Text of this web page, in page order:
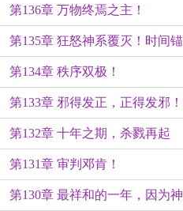
第136章 万物终焉之主！
第135章 狂怒神系覆灭！时间
第134章 秩序双极！
第133章 邪得发正，正得发邪
第132章 十年之期，杀戮再起
第131章 审判邓肯！
第130章 最祥和的一年，因为神